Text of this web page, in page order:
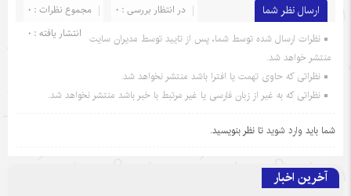
ارسال نظر شما مجموع نظرات : 0
در انتظار بررسی : 0
انتشار یافته : 0 نظرات ارسال شده توسط شما، پس از تایید توسط مدیران سایت
منتشر خواهد شد.
نظراتی که حاوی تهمت یا افترا باشد منتشر نخواهد شد.
نظراتی که به غیر از زبان فارسی یا غیر مرتبط با خبر باشد منتشر نخواهد شد.
شما باید وارد شوید تا نظر بنویسید.
آخرین اخبار